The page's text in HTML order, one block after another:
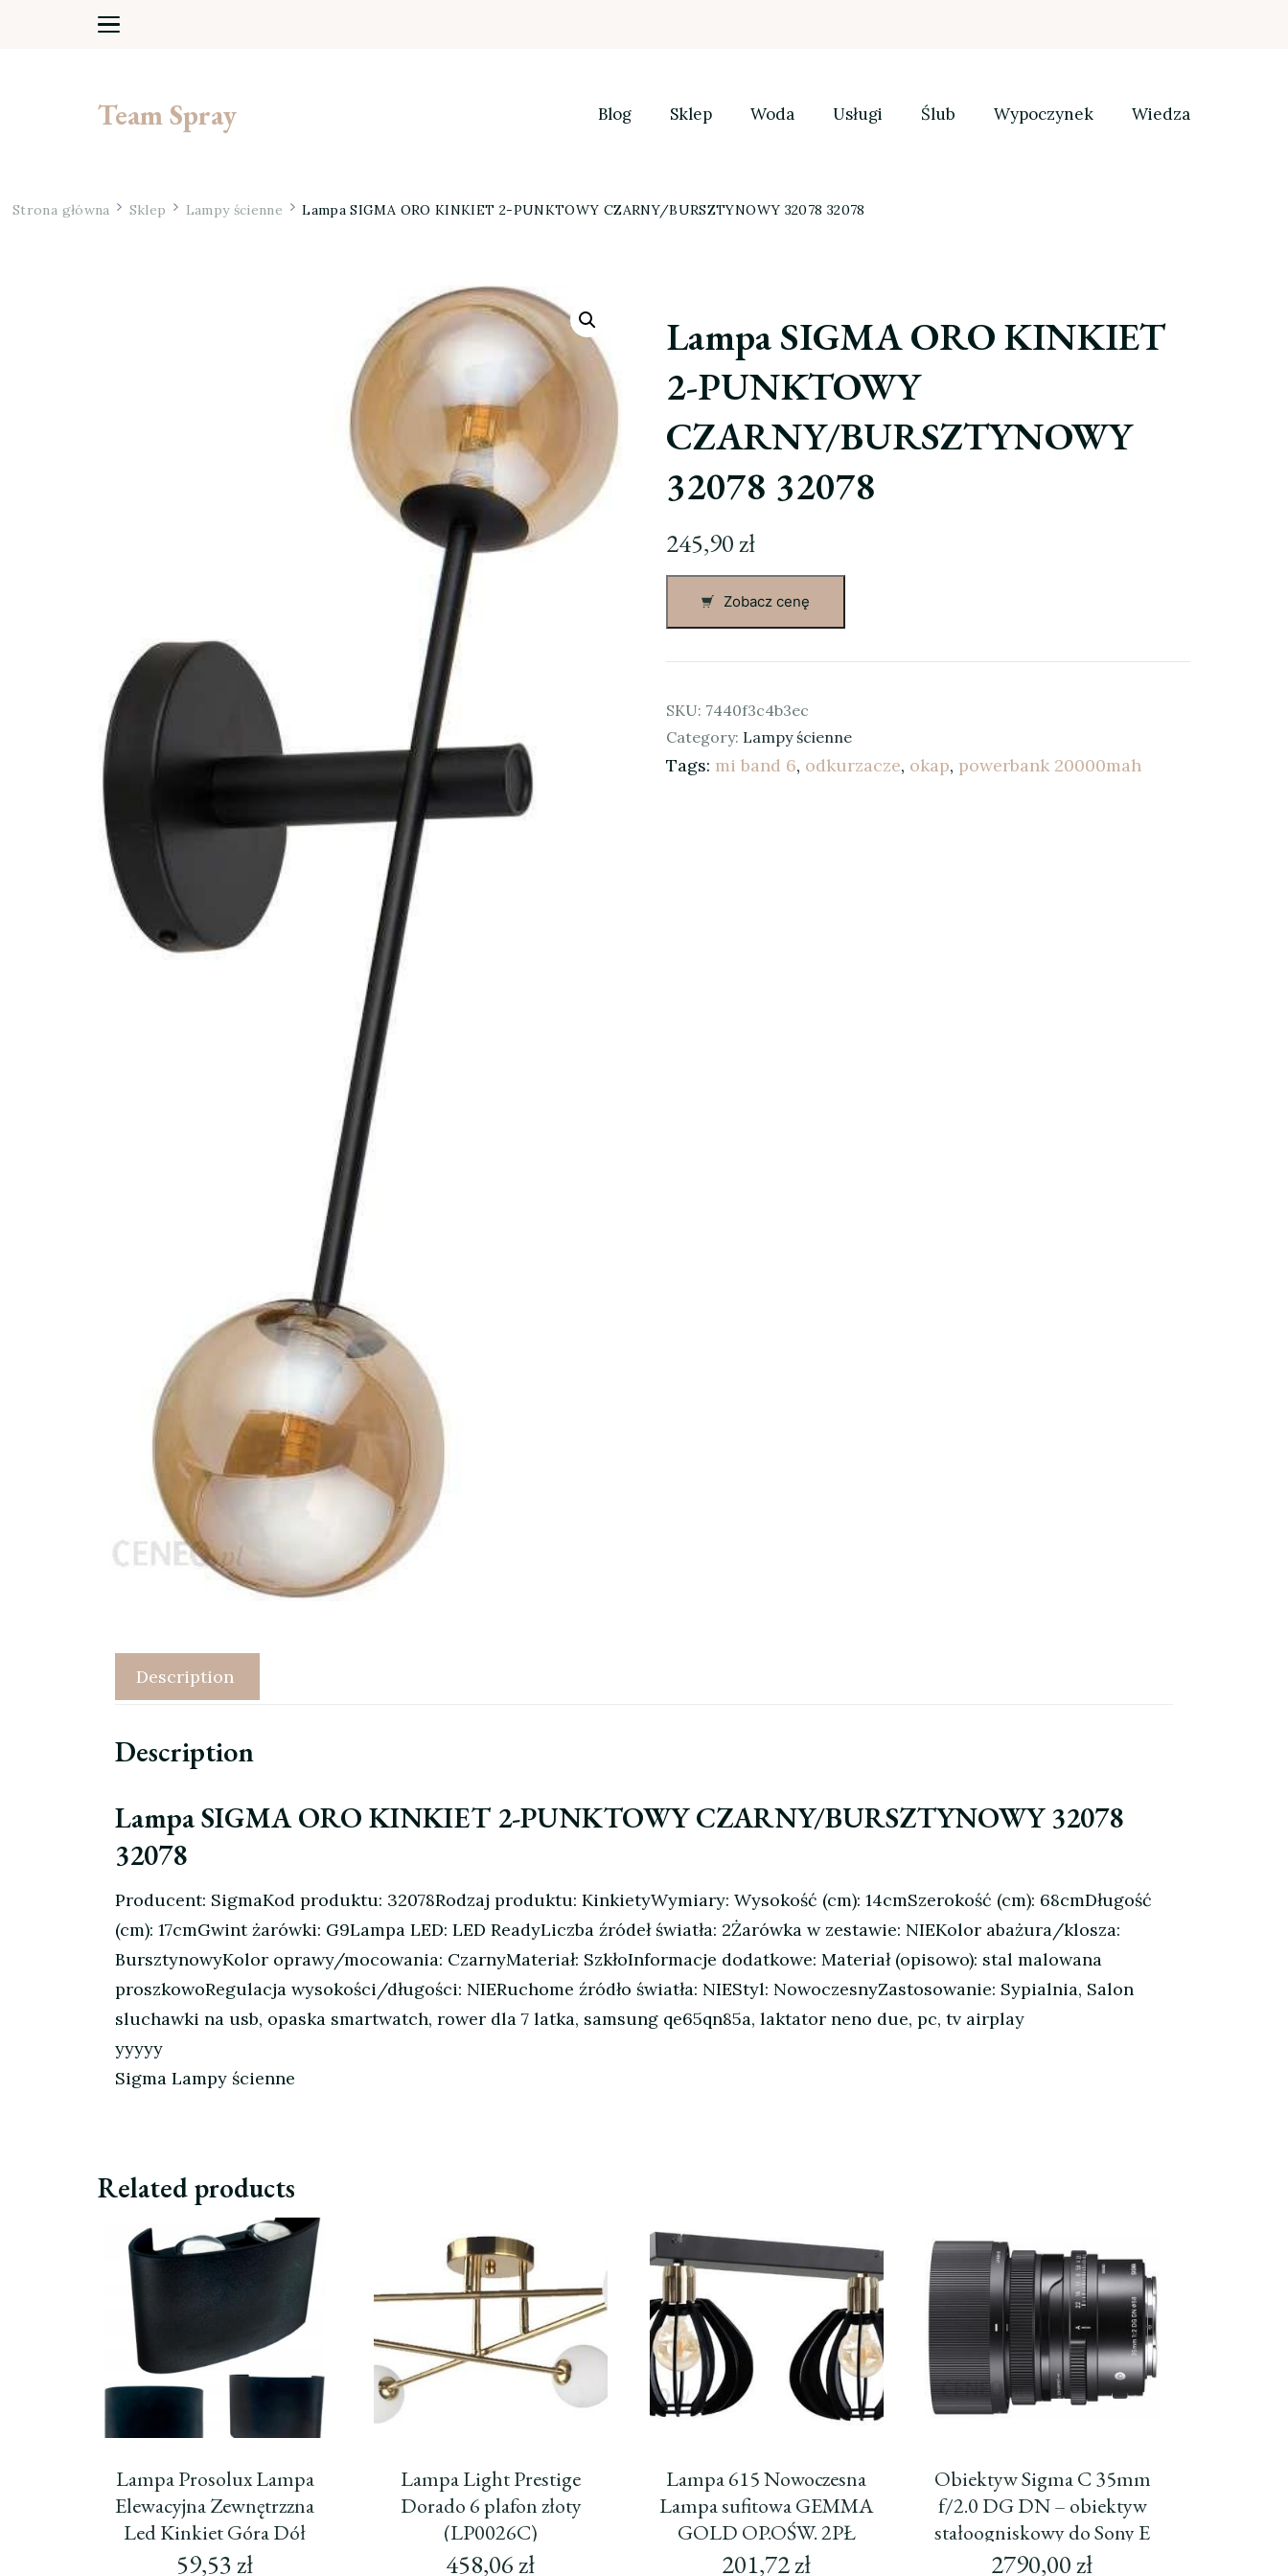
Team Spray Blog Sklep Woda Usługi Ślub Wypoczynek Wiedza
Strona główna Sklep Lampy ścienne Lampa SIGMA ORO KINKIET 2-PUNKTOWY CZARNY/BURSZTYNOWY 32078 32078
Lampa SIGMA ORO KINKIET
2-PUNKTOWY
CZARNY/BURSZTYNOWY
32078 32078
245,90zł
Zobacz cenę
SKU: 7440f3c4b3ec
Category: Lampy ścienne
Tags: mi band 6, odkurzacze, okap, powerbank 20000mah
Description
Description
Lampa SIGMA ORO KINKIET 2-PUNKTOWY CZARNY/BURSZTYNOWY 32078
32078
Producent: SigmaKod produktu: 32078Rodzaj produktu: KinkietyWymiary: Wysokość (cm): 14cmSzerokość (cm): 68cmDługość
(cm): 17cmGwint żarówki: G9Lampa LED: LED ReadyLiczba źródeł światła: 2Żarówka w zestawie: NIEKolor abażura/klosza:
BursztynowyKolor oprawy/mocowania: CzarnyMateriał: SzkłoInformacje dodatkowe: Materiał (opisowo): stal malowana
proszkowoRegulacja wysokości/długości: NIERuchome źródło światła: NIEStyl: NowoczesnyZastosowanie: Sypialnia, Salon
sluchawki na usb, opaska smartwatch, rower dla 7 latka, samsung qe65qn85a, laktator neno due, pc, tv airplay
yyyyy
Sigma Lampy ścienne
Related products
Lampa Prosolux Lampa
Elewacyjna Zewnętrzzna
Led Kinkiet Góra Dół
59,53zł
Lampa Light Prestige
Dorado 6 plafon złoty
(LP0026C)
458,06zł
Lampa 615 Nowoczesna
Lampa sufitowa GEMMA
GOLD OP.OŚW. 2PŁ
201,72zł
Obiektyw Sigma C 35mm
f/2.0 DG DN – obiektyw
stałoogniskowy do Sony E
2790,00zł